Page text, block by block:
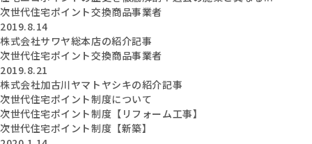
次世代住宅ポイント交換商品事業者
2019.8.14
株式会社サワヤ総本店の紹介記事
次世代住宅ポイント交換商品事業者
2019.8.21
株式会社加古川ヤマトヤシキの紹介記事
次世代住宅ポイント制度について
次世代住宅ポイント制度【リフォーム工事】
次世代住宅ポイント制度【新築】